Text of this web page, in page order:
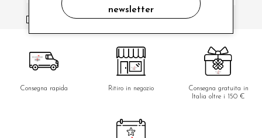
ho letto ed accettato le condizioni sulla privacy.
Consegna rapida Ritiro in negozio
Consegna gratuita in
Italia oltre i 150 €
newsletter